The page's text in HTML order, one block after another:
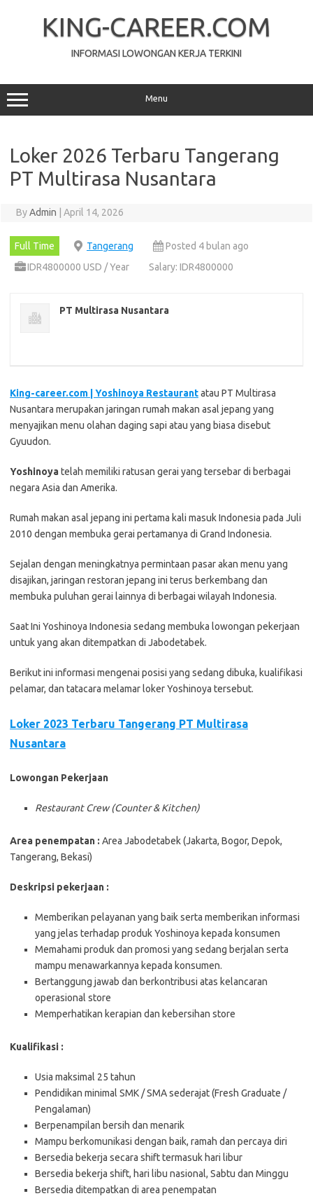
KING-CAREER.COM
INFORMASI LOWONGAN KERJA TERKINI
Menu
Loker 2026 Terbaru Tangerang
PT Multirasa Nusantara
ByAdmin April 14, 2026
Full Time Tangerang
Posted 4 bulan ago
IDR4800000 USD / Year
Salary: IDR4800000
PT Multirasa Nusantara
King-career.com | Yoshinoya Restaurantatau PT Multirasa
Nusantara merupakan jaringan rumah makan asal jepang yang
menyajikan menu olahan daging sapi atau yang biasa disebut
Gyuudon.
Yoshinoyatelah memiliki ratusan gerai yang tersebar di berbagai
negara Asia dan Amerika.
Rumah makan asal jepang ini pertama kali masuk Indonesia pada Juli
2010 dengan membuka gerai pertamanya di Grand Indonesia.
Sejalan dengan meningkatnya permintaan pasar akan menu yang
disajikan, jaringan restoran jepang ini terus berkembang dan
membuka puluhan gerai lainnya di berbagai wilayah Indonesia.
Saat Ini Yoshinoya Indonesia sedang membuka lowongan pekerjaan
untuk yang akan ditempatkan di Jabodetabek.
Berikut ini informasi mengenai posisi yang sedang dibuka, kualifikasi
pelamar, dan tatacara melamar loker Yoshinoya tersebut.
Loker 2023 Terbaru Tangerang PT Multirasa
Nusantara
Lowongan Pekerjaan
Restaurant Crew (Counter & Kitchen)
Area penempatan : Area Jabodetabek (Jakarta, Bogor, Depok,
Tangerang, Bekasi)
Deskripsi pekerjaan :
Memberikan pelayanan yang baik serta memberikan informasi
yang jelas terhadap produk Yoshinoya kepada konsumen
Memahami produk dan promosi yang sedang berjalan serta
mampu menawarkannya kepada konsumen.
Bertanggung jawab dan berkontribusi atas kelancaran
operasional store
Memperhatikan kerapian dan kebersihan store
Kualifikasi :
Usia maksimal 25 tahun
Pendidikan minimal SMK / SMA sederajat (Fresh Graduate /
Pengalaman)
Berpenampilan bersih dan menarik
Mampu berkomunikasi dengan baik, ramah dan percaya diri
Bersedia bekerja secara shift termasuk hari libur
Bersedia bekerja shift, hari libu nasional, Sabtu dan Minggu
Bersedia ditempatkan di area penempatan